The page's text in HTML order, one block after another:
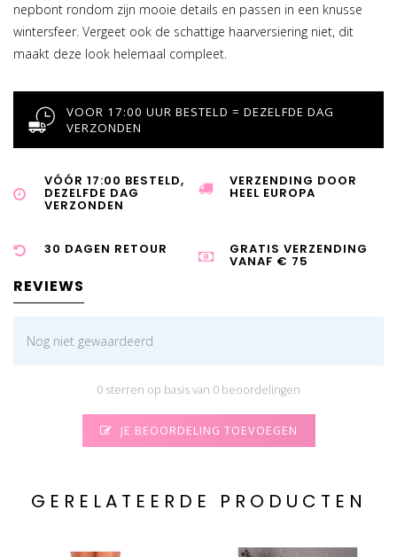
nepbont rondom zijn mooie details en passen in een knusse
wintersfeer. Vergeet ook de schattige haarversiering niet, dit
maakt deze look helemaal compleet.
VOOR 17:00 UUR BESTELD = DEZELFDE DAG
VERZONDEN
VÓÓR 17:00 BESTELD,
DEZELFDE DAG
VERZONDEN
VERZENDING DOOR
HEEL EUROPA
30 DAGEN RETOUR GRATIS VERZENDING
VANAF € 75
REVIEWS
Nog niet gewaardeerd
0 sterren op basis van 0 beoordelingen
JE BEOORDELING TOEVOEGEN
GERELATEERDE PRODUCTEN